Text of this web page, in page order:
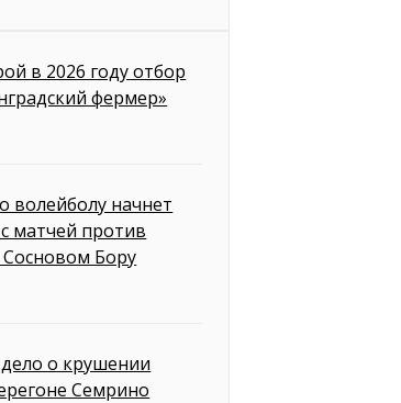
в 2026 году отбор
фермер»
волейболу начнет
матчей против
Бору
о крушении
Семрино